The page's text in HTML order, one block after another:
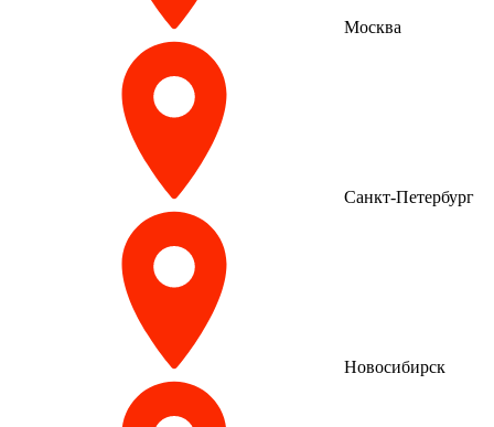
Москва
Санкт-Петербург
Новосибирск